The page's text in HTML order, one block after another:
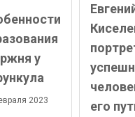
у
2023
его